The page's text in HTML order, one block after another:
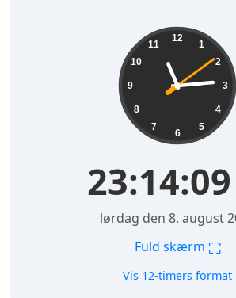
12
1
2
3
4
5
6
7
8
9
10
11
23:14:10
lørdag den 8. august
Fuld skærm ⛶
Vis 12-timers format